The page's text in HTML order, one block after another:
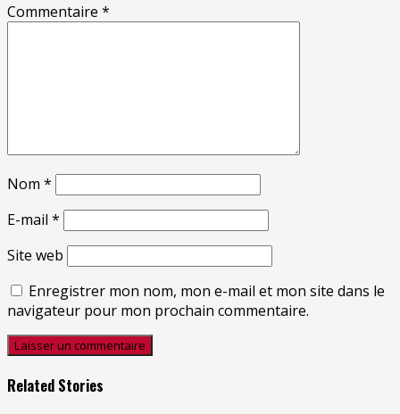
Commentaire *
Nom *
E-mail *
Site web
Enregistrer mon nom, mon e-mail et mon site dans le
navigateur pour mon prochain commentaire.
Related Stories